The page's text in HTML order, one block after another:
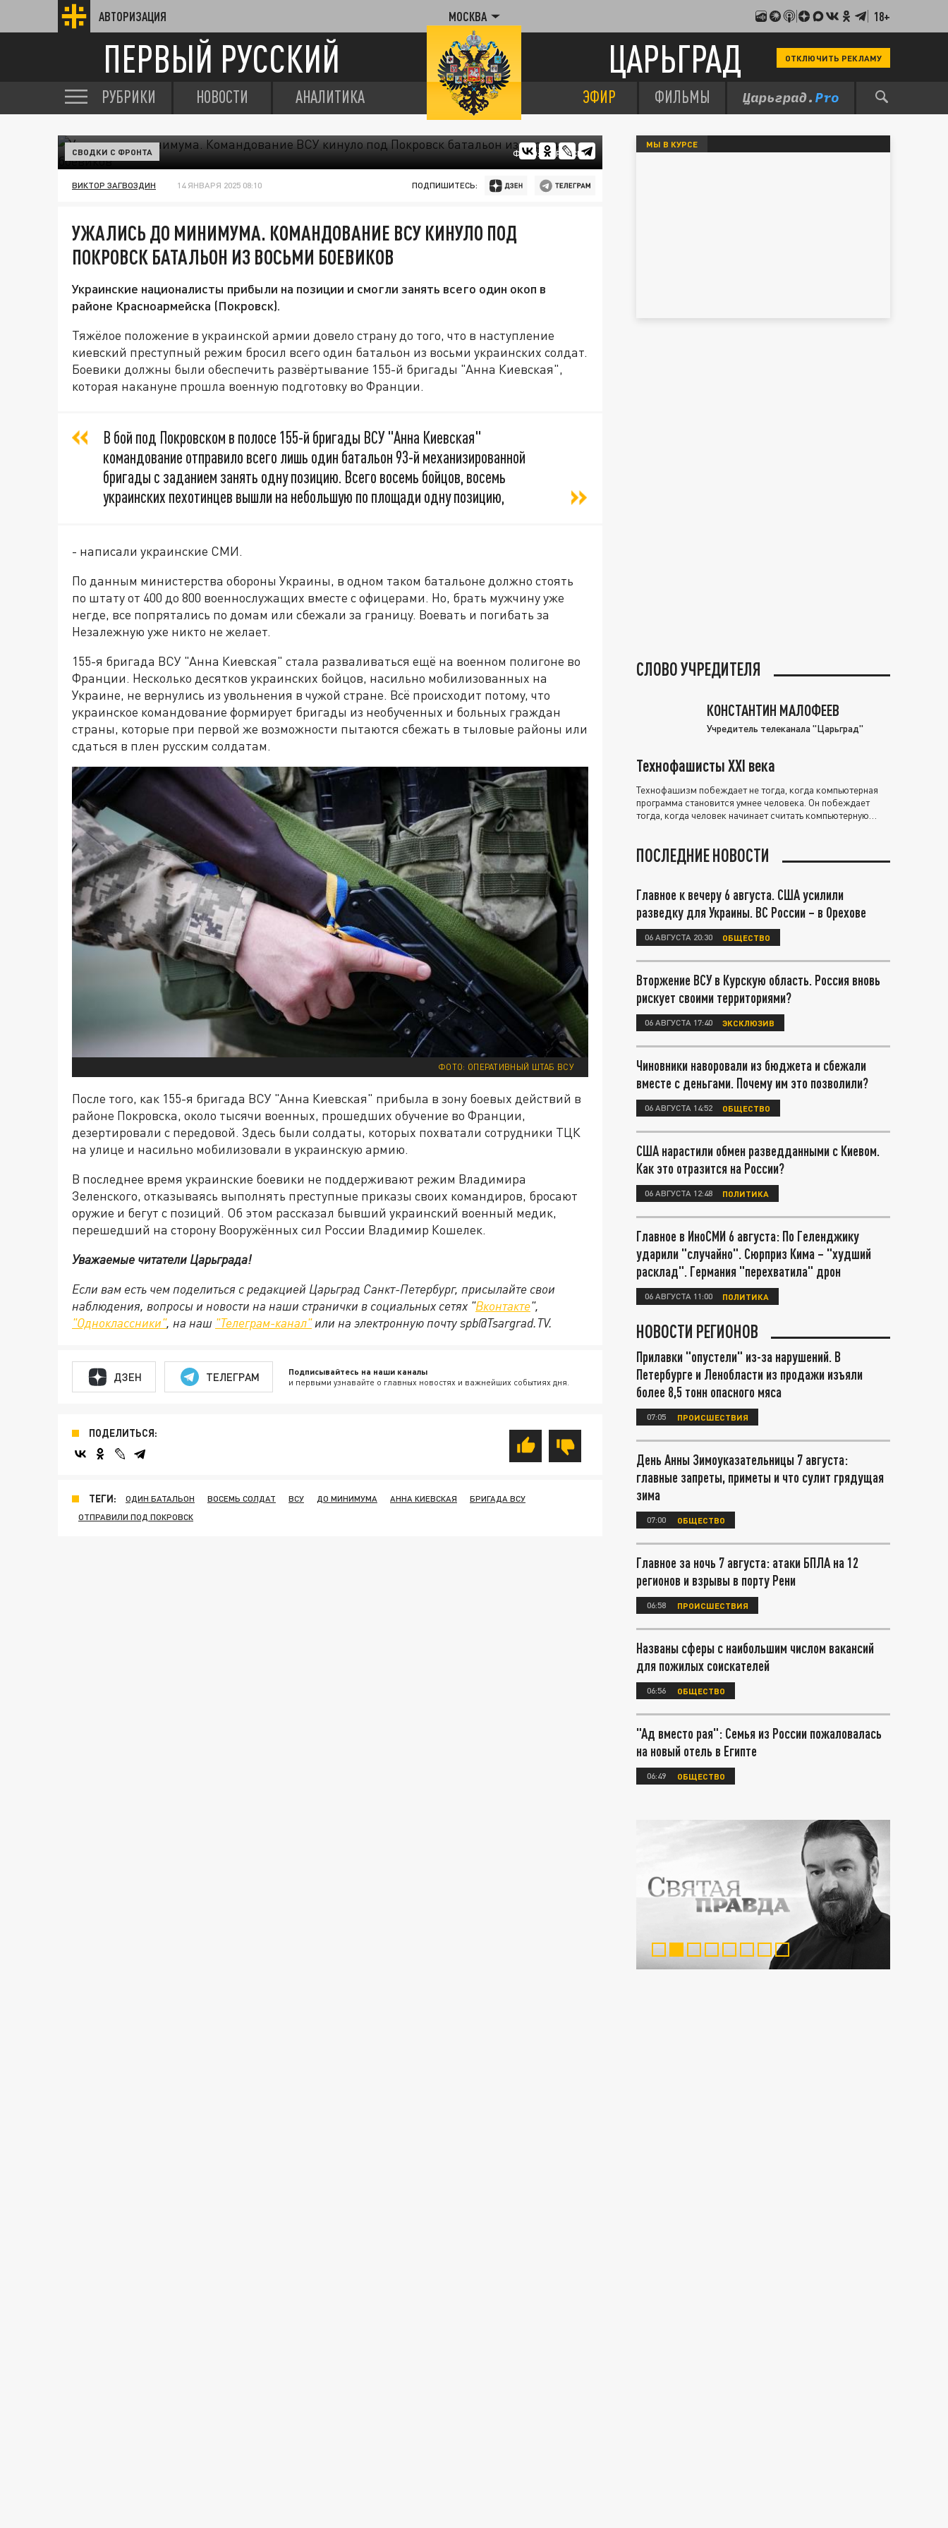
АВТОРИЗАЦИЯ МОСКВА 18+
ПЕРВЫЙ РУССКИЙ ЦАРЬГРАД ОТКЛЮЧИТЬ РЕКЛАМУ
РУБРИКИ НОВОСТИ АНАЛИТИКА ЭФИР ФИЛЬМЫ
ФОТО: МО РОССИИ
СВОДКИ С ФРОНТА
ВИКТОР ЗАГВОЗДИН 14 ЯНВАРЯ 2025 08:10 ПОДПИШИТЕСЬ:
УЖАЛИСЬ ДО МИНИМУМА. КОМАНДОВАНИЕ ВСУ КИНУЛО ПОД
ПОКРОВСК БАТАЛЬОН ИЗ ВОСЬМИ БОЕВИКОВ
Украинские националисты прибыли на позиции и смогли занять всего один окоп в
районе Красноармейска (Покровск).
Тяжёлое положение в украинской армии довело страну до того, что в наступление
киевский преступный режим бросил всего один батальон из восьми украинских солдат.
Боевики должны были обеспечить развёртывание 155-й бригады "Анна Киевская",
которая накануне прошла военную подготовку во Франции.
В бой под Покровском в полосе 155-й бригады ВСУ "Анна Киевская"
командование отправило всего лишь один батальон 93-й механизированной
бригады с заданием занять одну позицию. Всего восемь бойцов, восемь
украинских пехотинцев вышли на небольшую по площади одну позицию,
- написали украинские СМИ.
По данным министерства обороны Украины, в одном таком батальоне должно стоять
по штату от 400 до 800 военнослужащих вместе с офицерами. Но, брать мужчину уже
негде, все попрятались по домам или сбежали за границу. Воевать и погибать за
Незалежную уже никто не желает.
155-я бригада ВСУ "Анна Киевская" стала разваливаться ещё на военном полигоне во
Франции. Несколько десятков украинских бойцов, насильно мобилизованных на
Украине, не вернулись из увольнения в чужой стране. Всё происходит потому, что
украинское командование формирует бригады из необученных и больных граждан
страны, которые при первой же возможности пытаются сбежать в тыловые районы или
сдаться в плен русским солдатам.
ФОТО: ОПЕРАТИВНЫЙ ШТАБ ВСУ
После того, как 155-я бригада ВСУ "Анна Киевская" прибыла в зону боевых действий в
районе Покровска, около тысячи военных, прошедших обучение во Франции,
дезертировали с передовой. Здесь были солдаты, которых похватали сотрудники ТЦК
на улице и насильно мобилизовали в украинскую армию.
В последнее время украинские боевики не поддерживают режим Владимира
Зеленского, отказываясь выполнять преступные приказы своих командиров, бросают
оружие и бегут с позиций. Об этом рассказал бывший украинский военный медик,
перешедший на сторону Вооружённых сил России Владимир Кошелек.
Уважаемые читатели Царьграда!
Если вам есть чем поделиться с редакцией Царьград Санкт-Петербург, присылайте свои
наблюдения, вопросы и новости на наши странички в социальных сетях "Вконтакте",
"Одноклассники", на наш "Телеграм-канал"или на электронную почту spb@Tsargrad.TV.
ДЗЕН ТЕЛЕГРАМ Подписывайтесь на наши каналы
и первыми узнавайте о главных новостях и важнейших событиях дня.
ПОДЕЛИТЬСЯ:
ТЕГИ: ОДИН БАТАЛЬОН ВОСЕМЬ СОЛДАТ ВСУ ДО МИНИМУМА АННА КИЕВСКАЯ
БРИГАДА ВСУ
ОТПРАВИЛИ ПОД ПОКРОВСК
МЫ В КУРСЕ
СЛОВО УЧРЕДИТЕЛЯ
КОНСТАНТИН МАЛОФЕЕВ
Учредитель телеканала "Царьград"
Технофашисты XXI века
Технофашизм побеждает не тогда, когда компьютерная
программа становится умнее человека. Он побеждает
тогда, когда человек начинает считать компьютерную
ПОСЛЕДНИЕ НОВОСТИ
Главное к вечеру 6 августа. США усилили
разведку для Украины. ВС России – в Орехове
06 АВГУСТА 20:30 ОБЩЕСТВО
Вторжение ВСУ в Курскую область. Россия вновь
рискует своими территориями?
06 АВГУСТА 17:40 ЭКСКЛЮЗИВ
Чиновники наворовали из бюджета и сбежали
вместе с деньгами. Почему им это позволили?
06 АВГУСТА 14:52 ОБЩЕСТВО
США нарастили обмен разведданными с Киевом.
Как это отразится на России?
06 АВГУСТА 12:48 ПОЛИТИКА
Главное в ИноСМИ 6 августа: По Геленджику
ударили "случайно". Сюрприз Кима – "худший
расклад". Германия "перехватила" дрон
06 АВГУСТА 11:00 ПОЛИТИКА
НОВОСТИ РЕГИОНОВ
Прилавки "опустели" из-за нарушений. В
Петербурге и Ленобласти из продажи изъяли
более 8,5 тонн опасного мяса
07:05 ПРОИСШЕСТВИЯ
День Анны Зимоуказательницы 7 августа:
главные запреты, приметы и что сулит грядущая
зима
07:00 ОБЩЕСТВО
Главное за ночь 7 августа: атаки БПЛА на 12
регионов и взрывы в порту Рени
06:58 ПРОИСШЕСТВИЯ
Названы сферы с наибольшим числом вакансий
для пожилых соискателей
06:56 ОБЩЕСТВО
"Ад вместо рая": Семья из России пожаловалась
на новый отель в Египте
06:49 ОБЩЕСТВО